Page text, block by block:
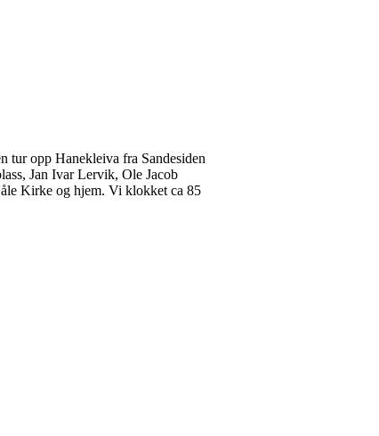
tur opp Hanekleiva fra Sandesiden
Jan Ivar Lervik, Ole Jacob
Kirke og hjem. Vi klokket ca 85